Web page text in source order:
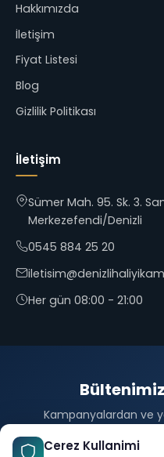
Hakkımızda
İletişim
Fiyat Listesi
Blog
Gizlilik Politikası
İletişim
Sümer Mah. 95. Sk. 3.
Merkezefendi/Denizli
0545 884 25 20
Her gün 08:00 - 21:00
Kampanyalardan ve
Cerez Kullanimi